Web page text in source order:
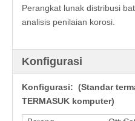
Perangkat lunak distribusi
analisis penilaian korosi.
Konfigurasi
Konfigurasi: (Standar
TERMASUK komputer)